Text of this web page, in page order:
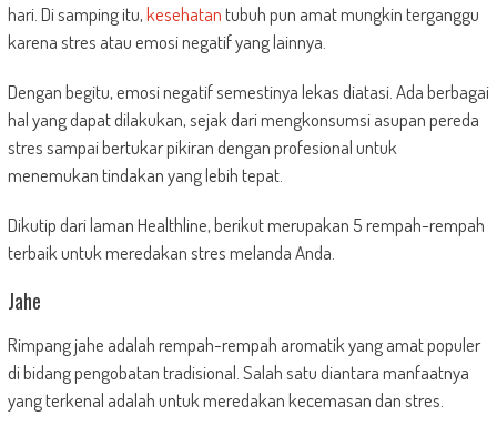
hari. Di samping itu,kesehatantubuh pun amat mungkin terganggu
karena stres atau emosi negatif yang lainnya.
Dengan begitu, emosi negatif semestinya lekas diatasi. Ada berbagai
hal yang dapat dilakukan, sejak dari mengkonsumsi asupan pereda
stres sampai bertukar pikiran dengan profesional untuk
menemukan tindakan yang lebih tepat.
Dikutip dari laman Healthline, berikut merupakan 5 rempah-rempah
terbaik untuk meredakan stres melanda Anda.
Jahe
Rimpang jahe adalah rempah-rempah aromatik yang amat populer
di bidang pengobatan tradisional. Salah satu diantara manfaatnya
yang terkenal adalah untuk meredakan kecemasan dan stres.